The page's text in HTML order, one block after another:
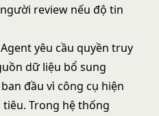
review nếu độ tin
Agent yêu cầu quyền truy
dữ liệu bổ sung
đầu vì công cụ hiện
Trong hệ thống